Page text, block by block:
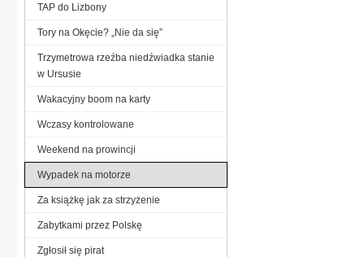
TAP do Lizbony
Tory na Okęcie? „Nie da się”
Trzymetrowa rzeźba niedźwiadka stanie
w Ursusie
Wakacyjny boom na karty
Wczasy kontrolowane
Weekend na prowincji
Wypadek na motorze
Za książkę jak za strzyżenie
Zabytkami przez Polskę
Zgłosił się pirat